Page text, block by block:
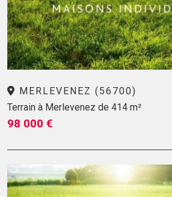
MERLEVENEZ (56700)
Terrain à Merlevenez de 414 m²
98 000 €